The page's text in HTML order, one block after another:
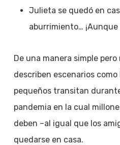
Julieta se quedó en
aburrimiento…
De una manera simple
describen escenarios
pequeños transitan
pandemia en la cual
deben –al igual que los
quedarse en casa.